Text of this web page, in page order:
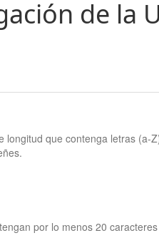
de la
que contenga letras (a-
por lo menos 20